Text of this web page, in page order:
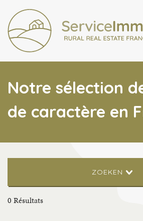
Notre sélection
de caractère en
ZOEKEN
0 Résultats